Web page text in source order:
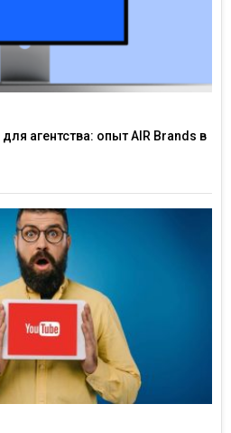
агентства: опыт AIR Brands в